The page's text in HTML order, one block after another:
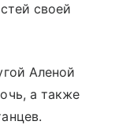
своей
Аленой
а также